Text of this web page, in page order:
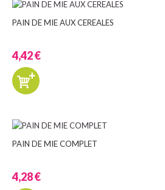
PAIN DE MIE AUX CEREALES
4,42 €
PAIN DE MIE COMPLET
4,28 €